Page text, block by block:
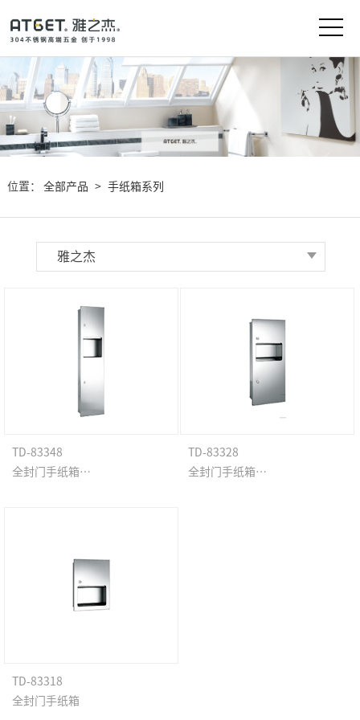
位置： 全部产品 > 手纸箱系列
雅之杰
TD-83348
全封门手纸箱（入墙式）
TD-83328
全封门手纸箱（入墙式）
TD-83318
全封门手纸箱